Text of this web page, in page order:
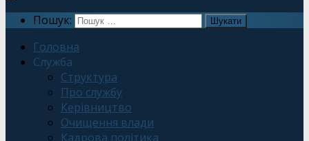
Пошук:
Головна
Служба
Структура
Про службу
Керівництво
Очищення влади
Кадрова політика